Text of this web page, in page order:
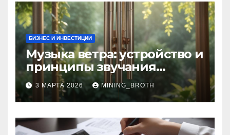
БИЗНЕС И ИНВЕСТИЦИИ
Музыка ветра: устройство и
принципы звучания
колокольчиков
3 МАРТА 2026 MINING_BROTH